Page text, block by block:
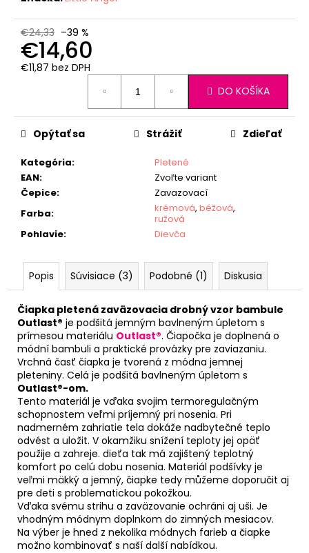
€24,33 –39 %
€14,60
€11,87 bez DPH
DO KOŠÍKA
Kategória:
Pletené
EAN:
Zvoľte variant
Čepice:
Zavazovací
Farba: krémová, béžová,
ružová
Pohlavie: Dievča
Opýtať sa Strážiť Zdieľať
Popis Súvisiace (3) Podobné (1) Diskusia
Čiapka pletená zaväzovacia drobný vzor bambule
Outlast® je podšitá jemným bavlneným úpletom s
prímesou materiálu Outlast®. Čiapočka je doplnená o
módní bambuli a praktické provázky pre zaviazaniu.
Vrchná časť čiapka je tvorená z módna jemnej
pleteniny. Celá je podšitá bavlneným úpletom s
Outlast®-om.
Tento materiál je vďaka svojim termoregulačným
schopnostem veľmi príjemný pri nosenia. Pri
nadmerném zahriatie tela dokáže nadbytečné teplo
odvést a uložit. V okamžiku snížení teploty jej opäť
použije a zahreje. dieťa tak má zajištený teplotný
komfort po celú dobu nosenia. Materiál podšívky je
veľmi mäkký a jemný, čiapke tedy můžeme doporučit aj
pre deti s problematickou pokožkou.
Vďaka svému strihu a zaväzovanie ochráni aj uši. Je
vhodným módnym doplnkom do zimných mesiacov.
Na výber je hned z nekolika módnych farieb a čiapke
možno kombinovať s naší další nabídkou.